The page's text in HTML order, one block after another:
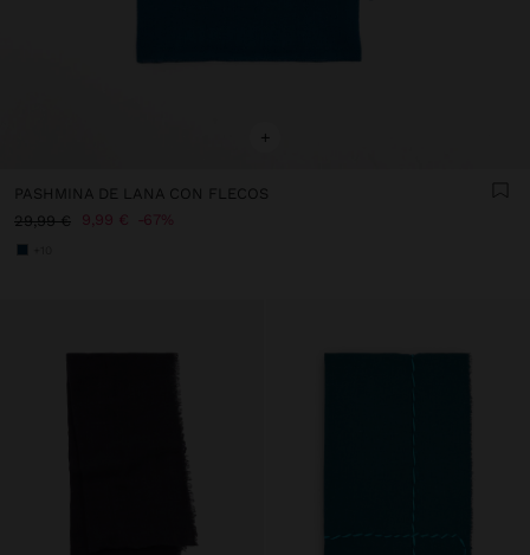
+
PASHMINA DE LANA CON FLECOS
29,99 €
9,99 € 67%